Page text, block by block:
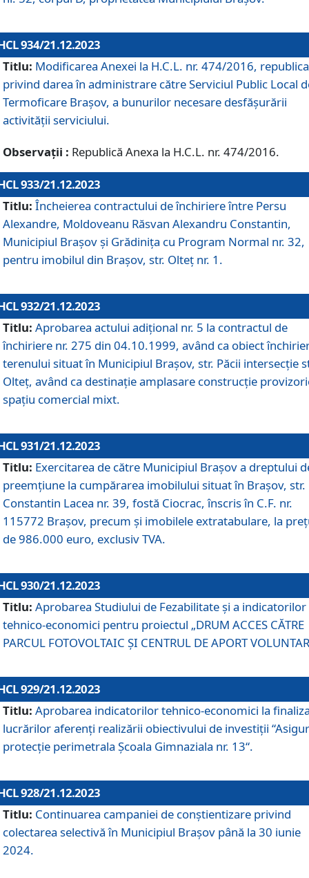
934/21.12.2023
Titlu: Modificarea Anexei la H.C.L. nr. 474/2016,
privind darea în administrare către Serviciul Public Local
Termoficare Braşov, a bunurilor necesare desfăşurării
activităţii serviciului.
Observații : Republică Anexa la H.C.L. nr. 474/2016.
933/21.12.2023
Titlu: Încheierea contractului de închiriere între Persu
Alexandre, Moldoveanu Răsvan Alexandru Constantin,
Municipiul Braşov şi Grădinița cu Program Normal nr. 32,
pentru imobilul din Brașov, str. Olteț nr. 1.
932/21.12.2023
Titlu: Aprobarea actului adițional nr. 5 la contractul de
închiriere nr. 275 din 04.10.1999, având ca obiect
terenului situat în Municipiul Brașov, str. Păcii intersecție
Olteț, având ca destinație amplasare construcție
spațiu comercial mixt.
931/21.12.2023
Titlu: Exercitarea de către Municipiul Brașov a dreptului
preemțiune la cumpărarea imobilului situat în Brașov, str.
Constantin Lacea nr. 39, fostă Ciocrac, înscris în C.F. nr.
115772 Brașov, precum și imobilele extratabulare, la
de 986.000 euro, exclusiv TVA.
930/21.12.2023
Titlu: Aprobarea Studiului de Fezabilitate și a indicatorilor
tehnico-economici pentru proiectul „DRUM ACCES CĂTRE
PARCUL FOTOVOLTAIC ȘI CENTRUL DE APORT
929/21.12.2023
Titlu: Aprobarea indicatorilor tehnico-economici la
lucrărilor aferenți realizării obiectivului de investiții
protecție perimetrala Școala Gimnaziala nr. 13“.
928/21.12.2023
Titlu: Continuarea campaniei de conștientizare privind
colectarea selectivă în Municipiul Braşov până la 30 iunie
2024.